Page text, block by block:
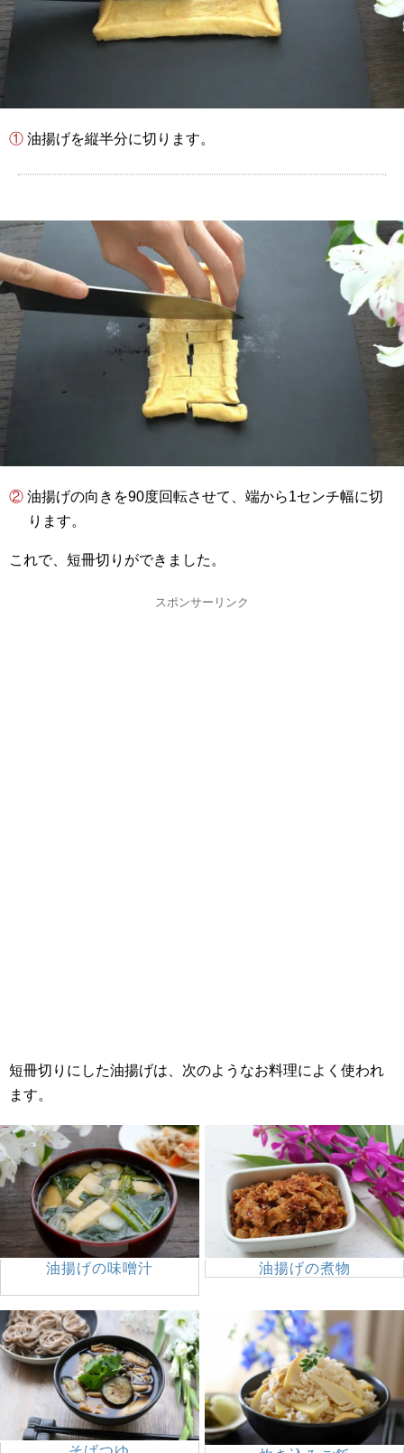
① 油揚げを縦半分に切ります。
② 油揚げの向きを90度回転させて、端から1センチ幅に切
ります。
これで、短冊切りができました。
スポンサーリンク
短冊切りにした油揚げは、次のようなお料理によく使われ
ます。
油揚げの味噌汁 油揚げの煮物